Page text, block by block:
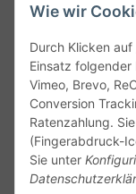
Wie wir
Durch Klicken auf
Einsatz folgender
Vimeo, Brevo,
Conversion
Ratenzahlung.
(Fingerabdruck-
Sie unter
Service
Gesetzliche
Alle technischen
Angaben